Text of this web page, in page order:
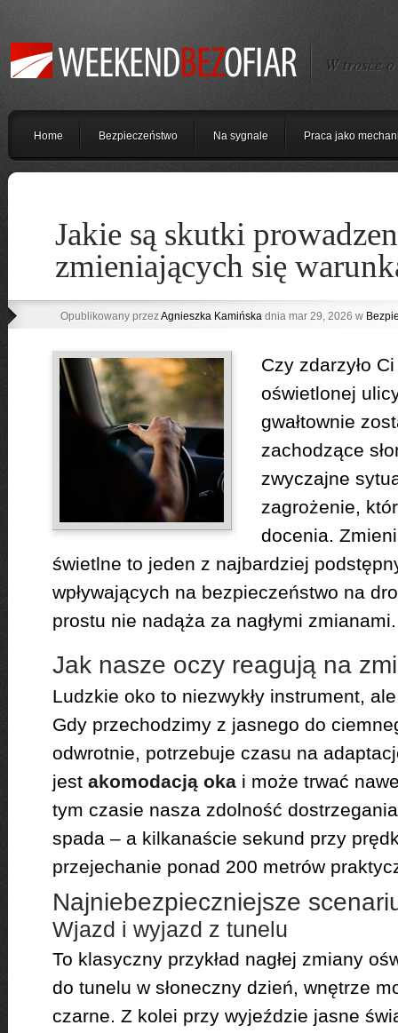
W trosce
Home Bezpieczeństwo Na sygnale Praca jako
Jakie są skutki
zmieniających się
Opublikowany przezAgnieszka Kamińskadnia mar 29, 2026 w
Czy zdarzyło
oświetlonej
gwałtownie
zachodzące
zwyczajne
zagrożenie,
docenia.
świetlne to jeden z najbardziej
wpływających na bezpieczeństwo na
prostu nie nadąża za nagłymi zmianami.
Jak nasze oczy reagują na
Ludzkie oko to niezwykły instrument,
Gdy przechodzimy z jasnego do
odwrotnie, potrzebuje czasu na
jest akomodacją okai może trwać
tym czasie nasza zdolność
spada – a kilkanaście sekund przy
przejechanie ponad 200 metrów
Najniebezpieczniejsze
Wjazd i wyjazd z tunelu
To klasyczny przykład nagłej zmiany
do tunelu w słoneczny dzień, wnętrze
czarne. Z kolei przy wyjeździe jasne